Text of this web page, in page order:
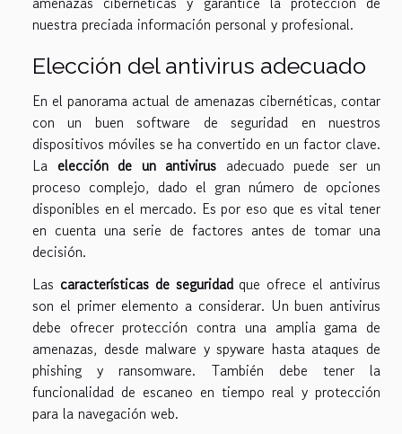
nuestra preciada información personal y profesional.
Elección del antivirus adecuado
En el panorama actual de amenazas cibernéticas, contar
con un buen software de seguridad en nuestros
dispositivos móviles se ha convertido en un factor clave.
La elección de un antivirus adecuado puede ser un
proceso complejo, dado el gran número de opciones
disponibles en el mercado. Es por eso que es vital tener
en cuenta una serie de factores antes de tomar una
decisión.
Las características de seguridadque ofrece el antivirus
son el primer elemento a considerar. Un buen antivirus
debe ofrecer protección contra una amplia gama de
amenazas, desde malware y spyware hasta ataques de
phishing y ransomware. También debe tener la
funcionalidad de escaneo en tiempo real y protección
para la navegación web.